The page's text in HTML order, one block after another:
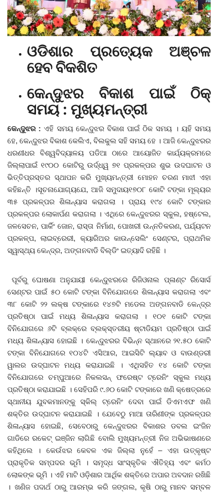
ଦେଶ ବିଦେଶ
ପ୍ରଶାସନ ଖବର
ଆପଣଙ୍କ କଲମରୁ
ଅପରାଧ
ଖେଳ ଖବର
ବିଶେଷ
ଓଡିଶାର ପ୍ରତ୍ୟେକ ଅଞ୍ଚଳ
ହେବ ବିକଶିତ
କେନ୍ଦୁଝର ବିକାଶ ପାଇଁ ଠିକ୍‌
ସମୟ : ମୁଖ୍ୟମନ୍ତ୍ରୀ
କେନ୍ଦୁଝର :ଏହି ସମୟ କେନ୍ଦୁଝର ବିକାଶ ପାଇଁ ଠିକ ସମୟ । ୟହି ସମୟ
ହେ, କେନ୍ଦୁଝର ବିକାଶ କେଲିଏ, ବିଲକୁଲ ସହି ସମୟ ହେ । ଆଜି କେନ୍ଦୁଝରର
ଧରଣୀଧର ବିଶ୍ୱବିଦ୍ୟାଳୟ ପଡିଆ ଠାରେ ଆୟୋଜିତ କାର୍ଯ୍ୟକ୍ରମରେ
ଜିଲ୍ଲାପାଇଁ ୧୯୦୦ କୋଟିରୁ ଉର୍ଦ୍ଧ୍ୱ ୭୧ ପ୍ରକଳ୍ପର ଶୁଭ ଉଦଘାଟନ ଓ
ଭିତ୍ତିପ୍ରସ୍ତର ସ୍ଥାପନ କରି ମୁଖ୍ୟମନ୍ତ୍ରୀ ମୋହନ ଚରଣ ମାଝୀ ଏହା
କହିଛନ୍ତି ।ସୂଚନାଯୋଗ୍ୟଯେ, ଆଜି ସମୁଦାୟ୧୭୦୮ କୋଟି ଟଙ୍କା ମୂଲ୍ୟର
୩୫ ପ୍ରକଳ୍ପର ଶିଳାନ୍ୟାସ କରାଗଲା । ପ୍ରାୟ ୧୯୪ କୋଟି ଟଙ୍କାର
ପ୍ରକଳ୍ପର ଲୋକାର୍ପଣ କରାଗଲା । ଏଥିରେ କେନ୍ଦୁଝରର ସ୍କୁଲ, ହଷ୍ଟେଲ,
ଜଳସେଚନ, ପାର୍କିଂ ଜୋନ, ରାସ୍ତା ନିର୍ମାଣ, ପୋଖରୀ ଉନ୍ନତିକରଣ, ପର୍ଯ୍ୟଟନ
ପ୍ରକଳ୍ପ, ଲାଇବ୍ରେରୀ, କ୍ୟାରିଅର କାଉନ୍‌ସେଲିଂ ସେଣ୍ଟର, ପ୍ରାଥମିକ
ସ୍ୱାସ୍ଥ୍ୟ କେନ୍ଦ୍ର, ଅଙ୍ଗନବାଡି ବିଲ୍ଡିଂ ଇତ୍ୟାଦି ରହିଛି ।
ପୂର୍ବରୁ ଘୋଷଣା ଅନୁଯାୟୀ କେନ୍ଦୁଝରରେ ରିଜିଓନାଲ ପ୍ଳାଣ୍ଟ ରିସୋର୍ସ
ସେଣ୍ଟର ପାଇଁ ୫୦ କୋଟି ଟଙ୍କା ବିନିଯୋଗରେ ଶିଳାନ୍ୟାସ କରାଗଲା ଏବଂ
୩୮ କୋଟି ୨୨ ଲକ୍ଷ ଟଙ୍କାରେ ୧୪୭ଟି ମଡେଲ ଅଙ୍ଗନବାଡି କେନ୍ଦ୍ର
ପ୍ରତିଷ୍ଠା ପାଇଁ ମଧ୍ୟ ଶିଳାନ୍ୟାସ କରାଗଲା । ୧୦୧ କୋଟି ଟଙ୍କା
ବିନିଯୋଗରେ ୬ଟି ବ୍ଲକ୍‌ରେ ବ୍ଲକ୍‌ସ୍ତରୀୟ ଷ୍ଟାଡିୟମ ପ୍ରତିଷ୍ଠା ପାଇଁ
ମଧ୍ୟ ଶିଳାନ୍ୟାସ ହୋଇଛି । କେନ୍ଦୁଝରର ବିଭିନ୍ନ ସ୍ଥାନରେ ୨୧.୫୦ କୋଟି
ଟଙ୍କା ବିନିଯୋଗରେ ୧୦୪ଟି ଏସିଆର, ଆଇସିଟି ଲ୍ୟାବ ଓ ବାଉଣ୍ଡରୀ
ୱାଲର ଉଦ୍‌ଘାଟନ ମଧ୍ୟ କରାଯାଇଛି । ଏଥିସହିତ ୧୪ କୋଟି ଟଙ୍କା
ବିନିଯୋଗରେ ଚମ୍ପୁଆରେ ନିକଲସନ୍‌ ଫରେଷ୍ଟ ଟ୍ରେନିଂ ସ୍କୁଲ ମଧ୍ୟ
ପ୍ରତିଷ୍ଠା କରାଯାଇଛି । ସେହିପରି ୯.୬୦ କୋଟି ଟଙ୍କାରେ ଖଣି କ୍ଷେତ୍ରରେ
ସ୍ଥାନୀୟ ଯୁବକମାନଙ୍କୁ ସ୍କିଲ୍‌ ଟ୍ରେନିଂ ଦେବା ପାଇଁ ଡିଏମଏଫ ଖଣି
ଶକ୍ତିର ଉଦ୍‌ଘାଟନ କରାଯାଇଛି । ଯେବେଠୁ ମାଆ ତାରିଣୀଙ୍କ ପ୍ରକଳ୍ପର
ଶିଳାନ୍ୟାସ ହୋଇଛି, ସେବେଠାରୁ କେନ୍ଦୁଝରର ବିକାଶର ଡବଲ ଇଂଜିନ
ଗାଡିରେ ରକେଟ୍‌ ଇଞ୍ଜିନ ଲାଗିଛି ବୋଲି ମୁଖ୍ୟମନ୍ତ୍ରୀ ନିଜ ଅଭିଭାଷଣରେ
କହିଥିଲେ । କେଉଁଝର କେବଳ ଏକ ଜିଲ୍ଲା ନୁହେଁ – ଏହା ଉତ୍କୃଷ୍ଟ
ପ୍ରାକୃତିକ ସମ୍ପଦର ଭୂମି । ସମୃଦ୍ଧ ସାଂସ୍କୃତିକ ଐତିହ୍ୟ ଏବଂ କର୍ମଠ
ଲୋକଙ୍କ ଭୂମି । ଏହି ମାଟି ଓଡ଼ିଶାର ଆର୍ଥିକ ଶକ୍ତିରେ ଅପାର ଅବଦାନ ରଖିଛି
। ଖଣିଜ ପଦାର୍ଥ ଠାରୁ ଆରମ୍ଭ କରି ଜଙ୍ଗଲ, କୃଷି ଠାରୁ ମାନବ ସମ୍ବଳ